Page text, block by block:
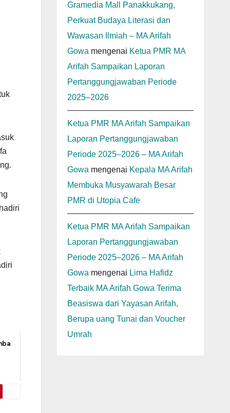
Gramedia Mall Panakkukang,
Perkuat Budaya Literasi dan
Wawasan Ilmiah – MA Arifah
Gowa mengenai Ketua PMR MA
Arifah Sampaikan Laporan
Pertanggungjawaban Periode
2025–2026
Ketua PMR MA Arifah Sampaikan
Laporan Pertanggungjawaban
Periode 2025–2026 – MA Arifah
Gowa mengenai Kepala MA Arifah
Membuka Musyawarah Besar
PMR di Utopia Cafe
Ketua PMR MA Arifah Sampaikan
Laporan Pertanggungjawaban
Periode 2025–2026 – MA Arifah
Gowa mengenai Lima Hafidz
Terbaik MA Arifah Gowa Terima
Beasiswa dari Yayasan Arifah,
Berupa uang Tunai dan Voucher
Umrah